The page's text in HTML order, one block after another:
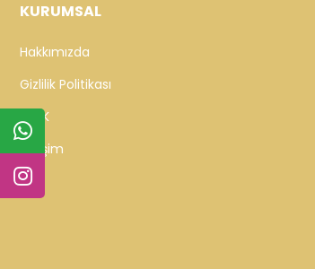
KURUMSAL
Hakkımızda
Gizlilik Politikası
KVKK
İletişim